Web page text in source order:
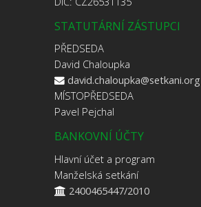
STATUTÁRNÍ ZÁSTUPCI
PŘEDSEDA
David Chaloupka
david.chaloupka@setkani.org
MÍSTOPŘEDSEDA
Pavel Pejchal
BANKOVNÍ ÚČTY
Hlavní účet a program
Manželská setkání
2400465447/2010